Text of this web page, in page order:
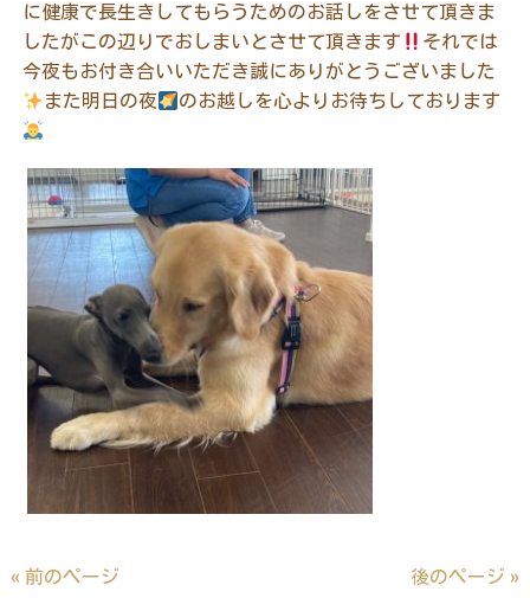
に健康で長生きしてもらうためのお話しをさせて頂きま
したがこの辺りでおしまいとさせて頂きます
それでは
今夜もお付き合いいただき誠にありがとうございました
また明日の夜
のお越しを心よりお待ちしております
« 前のページ 後のページ »